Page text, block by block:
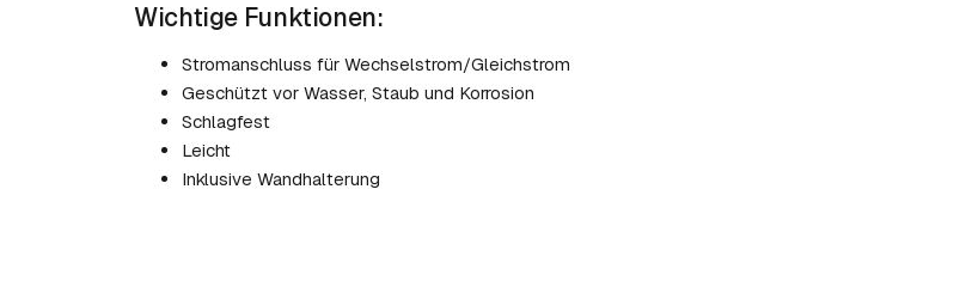
Wichtige Funktionen:
Stromanschluss für Wechselstrom/Gleichstrom
Geschützt vor Wasser, Staub und Korrosion
Schlagfest
Leicht
Inklusive Wandhalterung